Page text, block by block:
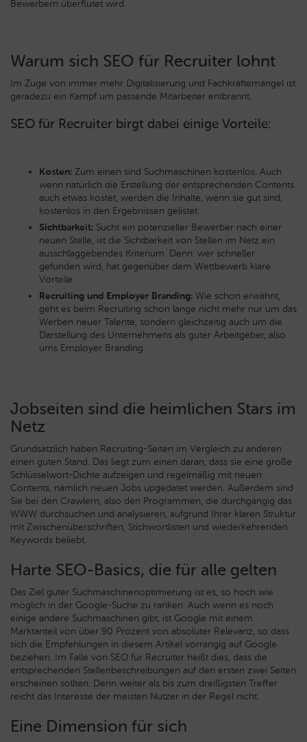
Bewerbern überflutet wird.
Warum sich SEO für Recruiter lohnt
Im Zuge von immer mehr Digitalisierung und Fachkräftemängel ist
geradezu ein Kampf um passende Mitarbeiter entbrannt.
SEO für Recruiter birgt dabei einige Vorteile:
Kosten: Zum einen sind Suchmaschinen kostenlos. Auch
wenn natürlich die Erstellung der entsprechenden Contents
auch etwas kostet, werden die Inhalte, wenn sie gut sind,
kostenlos in den Ergebnissen gelistet.
Sichtbarkeit: Sucht ein potenzieller Bewerber nach einer
neuen Stelle, ist die Sichtbarkeit von Stellen im Netz ein
ausschlaggebendes Kriterium. Denn: wer schneller
gefunden wird, hat gegenüber dem Wettbewerb klare
Vorteile.
Recruiting und Employer Branding: Wie schon erwähnt,
geht es beim Recruiting schon lange nicht mehr nur um das
Werben neuer Talente, sondern gleichzeitig auch um die
Darstellung des Unternehmens als guter Arbeitgeber, also
ums Employer Branding.
Jobseiten sind die heimlichen Stars im
Netz
Grundsätzlich haben Recruiting-Seiten im Vergleich zu anderen
einen guten Stand. Das liegt zum einen daran, dass sie eine große
Schlüsselwort-Dichte aufzeigen und regelmäßig mit neuen
Contents, nämlich neuen Jobs upgedatet werden. Außerdem sind
Sie bei den Crawlern, also den Programmen, die durchgängig das
WWW durchsuchen und analysieren, aufgrund Ihrer klaren Struktur
mit Zwischenüberschriften, Stichwortlisten und wiederkehrenden
Keywords beliebt.
Harte SEO-Basics, die für alle gelten
Das Ziel guter Suchmaschinenoptimierung ist es, so hoch wie
möglich in der Google-Suche zu ranken. Auch wenn es noch
einige andere Suchmaschinen gibt, ist Google mit einem
Marktanteil von über 90 Prozent von absoluter Relevanz, so dass
sich die Empfehlungen in diesem Artikel vorrangig auf Google
beziehen. Im Falle von SEO für Recruiter heißt dies, dass die
entsprechenden Stellenbeschreibungen auf den ersten zwei Seiten
erscheinen sollten. Denn weiter als bis zum dreißigsten Treffer
reicht das Interesse der meisten Nutzer in der Regel nicht.
Eine Dimension für sich